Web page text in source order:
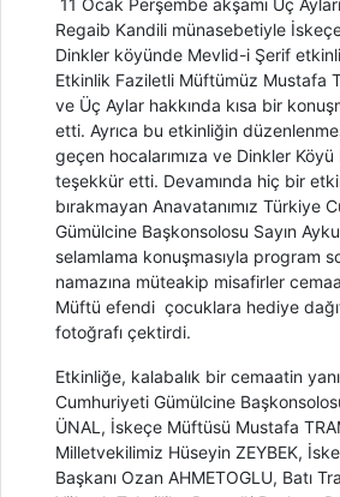
11 Ocak Perşembe akşamı Üç
Regaib Kandili münasebetiyle
Dinkler köyünde Mevlid-i Şerif
Etkinlik Faziletli Müftümüz Mustafa
ve Üç Aylar hakkında kısa bir
etti. Ayrıca bu etkinliğin
geçen hocalarımıza ve Dinkler
teşekkür etti. Devamında hiç bir
bırakmayan Anavatanımız Türkiye
Gümülcine Başkonsolosu Sayın
selamlama konuşmasıyla program
namazına müteakip misafirler
Müftü efendi çocuklara hediye
fotoğrafı çektirdi.
Etkinliğe, kalabalık bir cemaatin
Cumhuriyeti Gümülcine
ÜNAL, İskeçe Müftüsü Mustafa
Milletvekilimiz Hüseyin ZEYBEK,
Başkanı Ozan AHMETOGLU, Batı